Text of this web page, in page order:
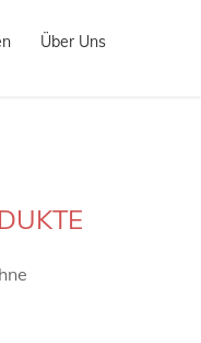
Über Uns